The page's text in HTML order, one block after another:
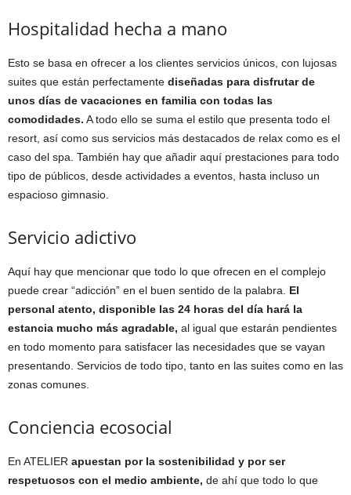
Hospitalidad hecha a mano
Esto se basa en ofrecer a los clientes servicios únicos, con lujosas
suites que están perfectamente diseñadas para disfrutar de
unos días de vacaciones en familia con todas las
comodidades. A todo ello se suma el estilo que presenta todo el
resort, así como sus servicios más destacados de relax como es el
caso del spa. También hay que añadir aquí prestaciones para todo
tipo de públicos, desde actividades a eventos, hasta incluso un
espacioso gimnasio.
Servicio adictivo
Aquí hay que mencionar que todo lo que ofrecen en el complejo
puede crear “adicción” en el buen sentido de la palabra.
El
personal atento, disponible las 24 horas del día hará la
estancia mucho más agradable, al igual que estarán pendientes
en todo momento para satisfacer las necesidades que se vayan
presentando. Servicios de todo tipo, tanto en las suites como en las
zonas comunes.
Conciencia ecosocial
En ATELIER apuestan por la sostenibilidad y por ser
respetuosos con el medio ambiente, de ahí que todo lo que